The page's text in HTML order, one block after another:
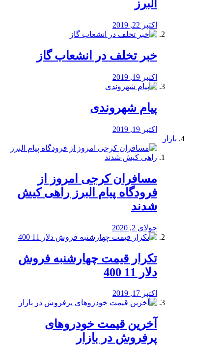
البرز
اکتبر 22, 2019
خبر تخلف در انشعاب گاز
اکتبر 19, 2019
پیام شهروندی
اکتبر 19, 2019
بازار
مسافران کرجی امروز از
فرودگاه پیام البرز راهی کیش
شدند
جولای 2, 2020
تکرار قیمت چهارشنبه فروش
دلار 11 400
اکتبر 17, 2019
آخرین قیمت خودرو‌های
پرفروش در بازار